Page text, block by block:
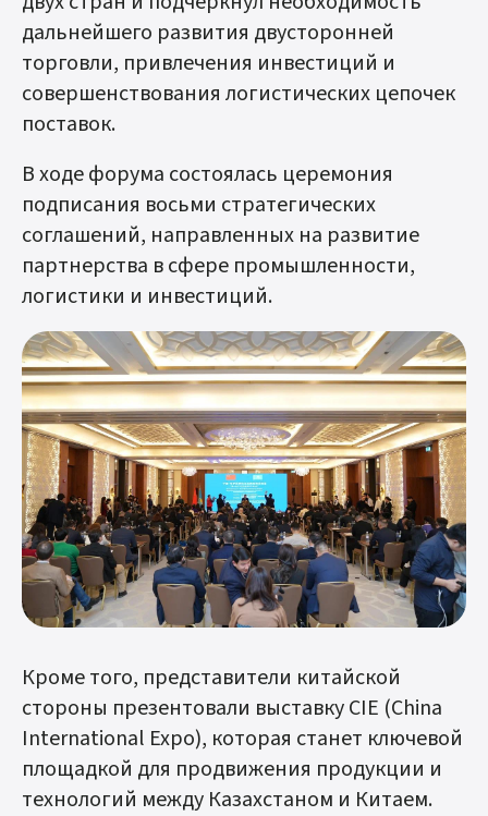
дальнейшего развития двусторонней
торговли, привлечения инвестиций и
совершенствования логистических цепочек
поставок.
В ходе форума состоялась церемония
подписания восьми стратегических
соглашений, направленных на развитие
партнерства в сфере промышленности,
логистики и инвестиций.
Кроме того, представители китайской
стороны презентовали выставку CIE (China
International Expo), которая станет ключевой
площадкой для продвижения продукции и
технологий между Казахстаном и Китаем.